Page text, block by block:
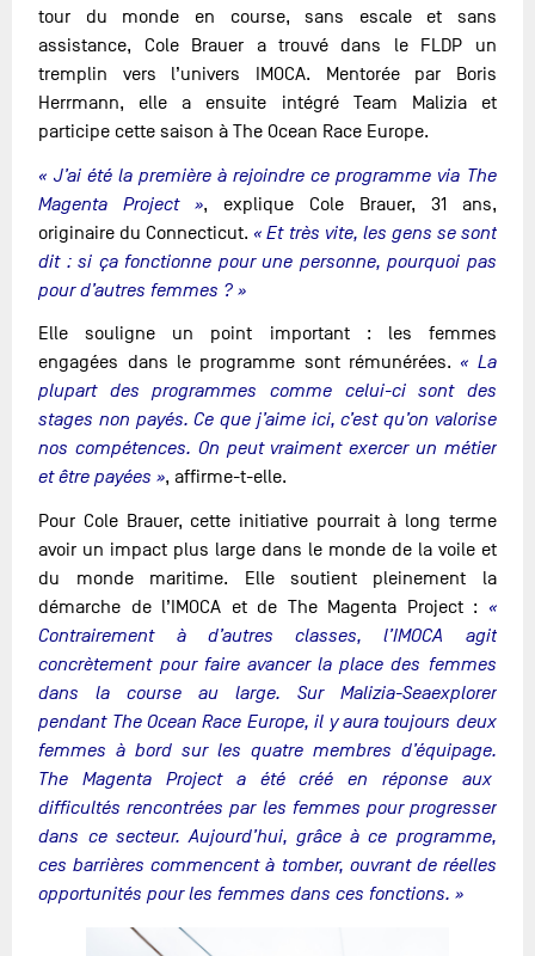
tour du monde en course, sans escale et sans
assistance, Cole Brauer a trouvé dans le FLDP un
tremplin vers l’univers IMOCA. Mentorée par Boris
Herrmann, elle a ensuite intégré Team Malizia et
participe cette saison à The Ocean Race Europe.
« J’ai été la première à rejoindre ce programme via The
Magenta Project », explique Cole Brauer, 31 ans,
originaire du Connecticut. « Et très vite, les gens se sont
dit : si ça fonctionne pour une personne, pourquoi pas
pour d’autres femmes ? »
Elle souligne un point important : les femmes
engagées dans le programme sont rémunérées. « La
plupart des programmes comme celui-ci sont des
stages non payés. Ce que j’aime ici, c’est qu’on valorise
nos compétences. On peut vraiment exercer un métier
et être payées », affirme-t-elle.
Pour Cole Brauer, cette initiative pourrait à long terme
avoir un impact plus large dans le monde de la voile et
du monde maritime. Elle soutient pleinement la
démarche de l’IMOCA et de The Magenta Project : «
Contrairement à d’autres classes, l’IMOCA agit
concrètement pour faire avancer la place des femmes
dans la course au large. Sur Malizia-Seaexplorer
pendant The Ocean Race Europe, il y aura toujours deux
femmes à bord sur les quatre membres d’équipage.
The Magenta Project a été créé en réponse aux
difficultés rencontrées par les femmes pour progresser
dans ce secteur. Aujourd’hui, grâce à ce programme,
ces barrières commencent à tomber, ouvrant de réelles
opportunités pour les femmes dans ces fonctions. »